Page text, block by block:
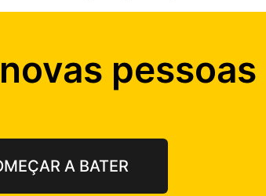
pessoas
A BATER